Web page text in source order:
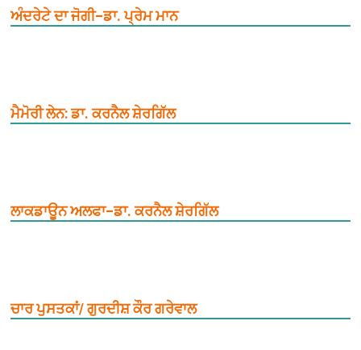
ਅੰਦਰੇਟੇ ਦਾ ਜੋਗੀ–ਡਾ. ਪ੍ਰੇਮ ਮਾਨ
ਮੈਮੋਰੀ ਲੇਨ: ਡਾ. ਕਰਨੈਲ ਸ਼ੇਰਗਿੱਲ
ਲਾਕਡਾਊਨ ਅਲਫਾ–ਡਾ. ਕਰਨੈਲ ਸ਼ੇਰਗਿੱਲ
ਚਾਰ ਪੁਸਤਕਾਂ/ ਗੁਰਦੀਸ਼ ਕੌਰ ਗਰੇਵਾਲ